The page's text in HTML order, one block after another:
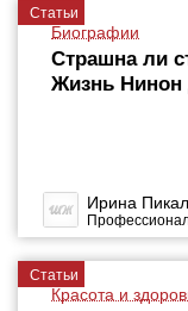
Статьи
Биографии
Страшна ли
Жизнь Нинон
Ирина
Статьи
Красота и